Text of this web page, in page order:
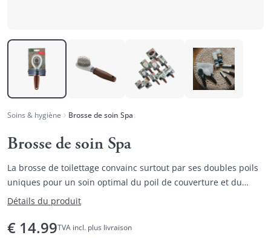
Soins & hygiène Brosse de soin Spa
Brosse de soin Spa
La brosse de toilettage convainc surtout par ses doubles poils
uniques pour un soin optimal du poil de couverture et du
sous-poil.
Détails du produit
€ 14.99TVA incl. plus livraison